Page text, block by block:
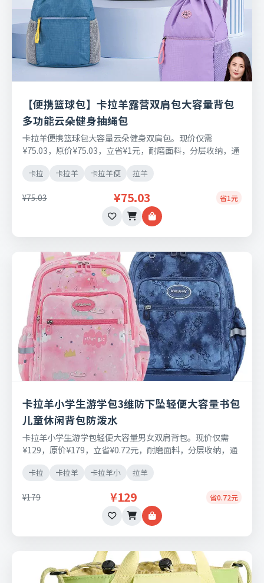
【便携篮球包】卡拉羊露营双肩包大容量背包
多功能云朵健身抽绳包
卡拉羊便携篮球包大容量云朵健身双肩包。现价仅需
¥75.03，原价¥75.03，立省¥1元，耐磨面料，分层收纳，通
卡拉 卡拉羊 卡拉羊便 拉羊
¥75.03 ¥75.03 省1元
卡拉羊小学生游学包3维防下坠轻便大容量书包
儿童休闲背包防泼水
卡拉羊小学生游学包轻便大容量男女双肩背包。现价仅需
¥129，原价¥179，立省¥0.72元，耐磨面料，分层收纳，通
卡拉 卡拉羊 卡拉羊小 拉羊
¥179 ¥129 省0.72元